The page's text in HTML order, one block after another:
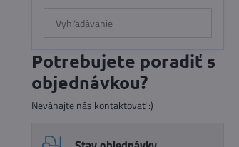
Prehľadať
výsledky
fulltextom
Potrebujete poradiť s
objednávkou?
Neváhajte nás kontaktovať :)